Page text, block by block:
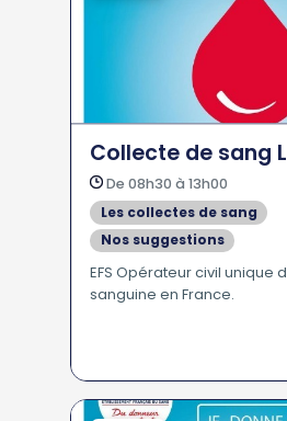
Collecte de sang
De 08h30 à 13h00
Les collectes de sang
Nos suggestions
EFS Opérateur civil unique
sanguine en France.